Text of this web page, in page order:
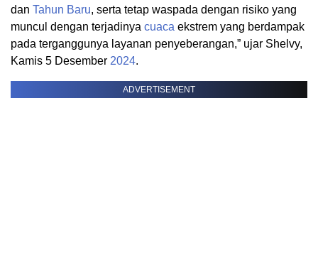
dan Tahun Baru, serta tetap waspada dengan risiko yang
muncul dengan terjadinya cuaca ekstrem yang berdampak
pada terganggunya layanan penyeberangan,” ujar Shelvy,
Kamis 5 Desember 2024.
ADVERTISEMENT